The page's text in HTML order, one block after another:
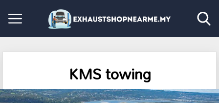
KMS towing